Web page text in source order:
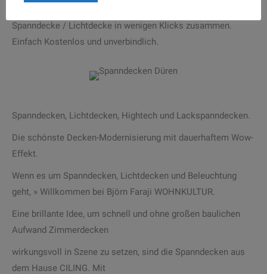
Spanndecke / Lichtdecke in wenigen Klicks zusammen.
Einfach Kostenlos und unverbindlich.
Spanndecken, Lichtdecken, Hightech und Lackspanndecken.
Die schönste Decken-Modernisierung mit dauerhaftem Wow-
Effekt.
Wenn es um Spanndecken, Lichtdecken und Beleuchtung
geht, » Willkommen bei Björn Faraji WOHNKULTUR.
Eine brillante Idee, um schnell und ohne großen baulichen
Aufwand Zimmerdecken
wirkungsvoll in Szene zu setzen, sind die Spanndecken aus
dem Hause CILING. Mit